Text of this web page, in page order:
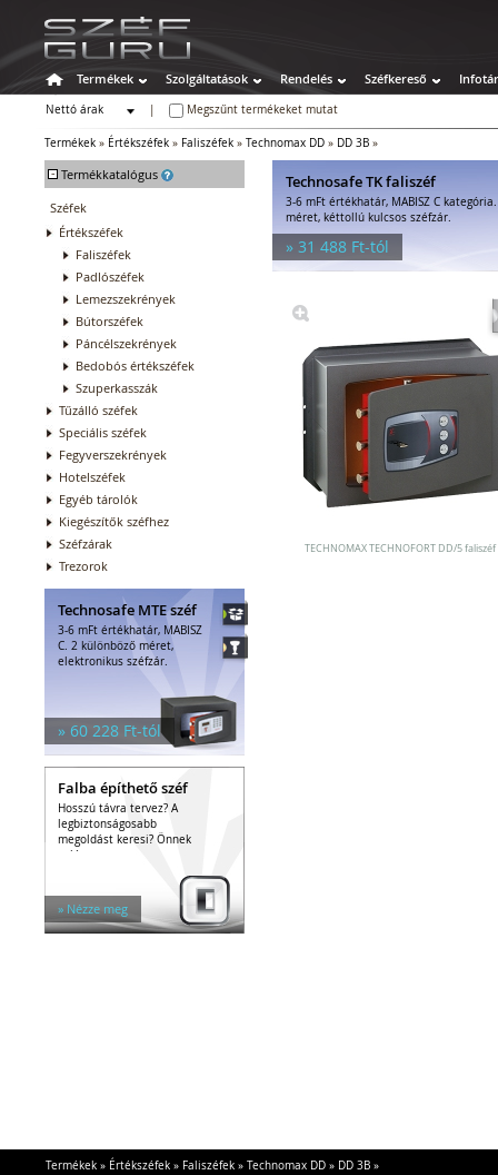
Termékek Szolgáltatások Rendelés Széfkereső Infotár
Nettó árak
Megszűnt termékeket mutat
Termékek » Értékszéfek » Faliszéfek » Technomax DD » DD 3B »
- Termékkatalógus
Széfek
Értékszéfek
Faliszéfek
Padlószéfek
Lemezszekrények
Bútorszéfek
Páncélszekrények
Bedobós értékszéfek
Szuperkasszák
Tűzálló széfek
Speciális széfek
Fegyverszekrények
Hotelszéfek
Egyéb tárolók
Kiegészítők széfhez
Széfzárak
Trezorok
Technosafe MTE széf
3-6 mFt értékhatár, MABISZ
C. 2 különböző méret,
elektronikus széfzár.
» 60 228 Ft-tól
Falba építhető széf
Hosszú távra tervez? A
legbiztonságosabb
megoldást keresi? Önnek
való a...
» Nézze meg
Technosafe TK faliszéf
3-6 mFt értékhatár, MABISZ C
méret, kéttollú kulcsos széfzár.
» 31 488 Ft-tól
TECHNOMAX TECHNOFORT DD/5 faliszéf
Termékek» Értékszéfek» Faliszéfek» Technomax DD» DD 3B»